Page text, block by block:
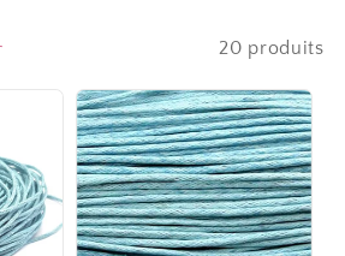
20 produits